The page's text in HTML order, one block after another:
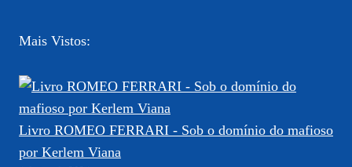
Mais Vistos:
Livro ROMEO FERRARI - Sob o domínio do mafioso
por Kerlem Viana